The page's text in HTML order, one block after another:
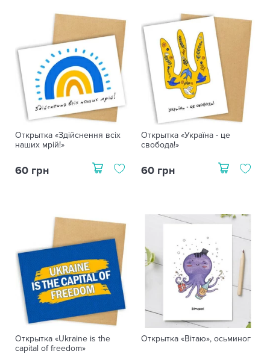
Открытка «Здійснення всіх
наших мрій!»
60 грн
Открытка «Україна - це
свобода!»
60 грн
Открытка «Ukraine is the
capital of freedom»
Открытка «Вітаю», осьминог